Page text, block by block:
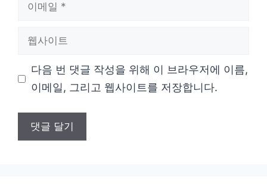
다음 번 댓글 작성을 위해 이 브라우저에 이름,
이메일, 그리고 웹사이트를 저장합니다.